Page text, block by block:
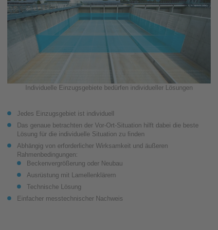
Individuelle Einzugsgebiete bedürfen individueller Lösungen
Jedes Einzugsgebiet ist individuell
Das genaue betrachten der Vor-Ort-Situation hilft dabei die beste
Lösung für die individuelle Situation zu ﬁnden
Abhängig von erforderlicher Wirksamkeit und äußeren
Rahmenbedingungen:
Beckenvergrößerung oder Neubau
Ausrüstung mit Lamellenklärern
Technische Lösung
Einfacher messtechnischer Nachweis